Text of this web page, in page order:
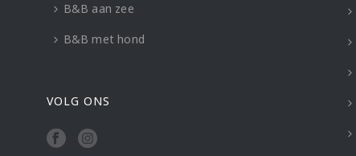
B&B aan zee
B&B met hond
VOLG ONS